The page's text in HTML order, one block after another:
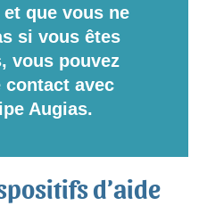
et que vous ne
si vous êtes
vous pouvez
contact avec
Augias.
d’aide